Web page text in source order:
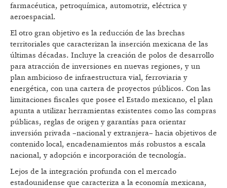
farmacéutica, petroquímica, automotriz, eléctrica y
aeroespacial.
El otro gran objetivo es la reducción de las brechas
territoriales que caracterizan la inserción mexicana de las
últimas décadas. Incluye la creación de polos de desarrollo
para atracción de inversiones en nuevas regiones, y un
plan ambicioso de infraestructura vial, ferroviaria y
energética, con una cartera de proyectos públicos. Con las
limitaciones fiscales que posee el Estado mexicano, el plan
apunta a utilizar herramientas existentes como las compras
públicas, reglas de origen y garantías para orientar
inversión privada –nacional y extranjera– hacia objetivos de
contenido local, encadenamientos más robustos a escala
nacional, y adopción e incorporación de tecnología.
Lejos de la integración profunda con el mercado
estadounidense que caracteriza a la economía mexicana,